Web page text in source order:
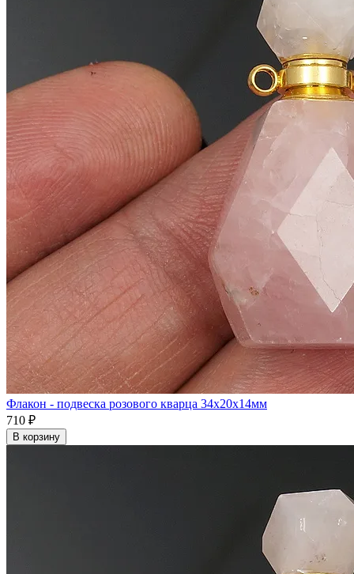
Флакон - подвеска розового кварца 34x20x14мм
710 ₽
В корзину